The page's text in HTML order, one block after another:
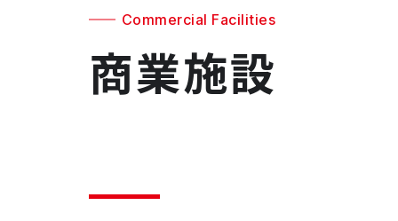
ホテル 学校・教育施設
Commercial Facilities
商業施設